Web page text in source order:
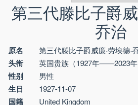
第三代滕比子爵威
乔治
原名 第三代滕比子爵威廉·劳埃德·
头衔 英国贵族（1927年——2023年
性别 男性
生日 1927-11-07
国籍 United Kingdom